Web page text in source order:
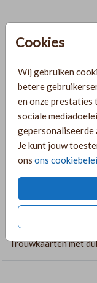
Cookies
Wij gebruiken
betere
en onze prestaties
sociale
Je kunt jouw
ons ons
Formaten en prijzen
OMSCHRIJVING
Mooie save the
trouwlogo, goudfolie
dagplanning,
complete
COLLECTIE
Trouwkaarten met